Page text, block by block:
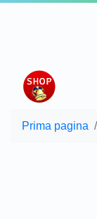
Prima pagina